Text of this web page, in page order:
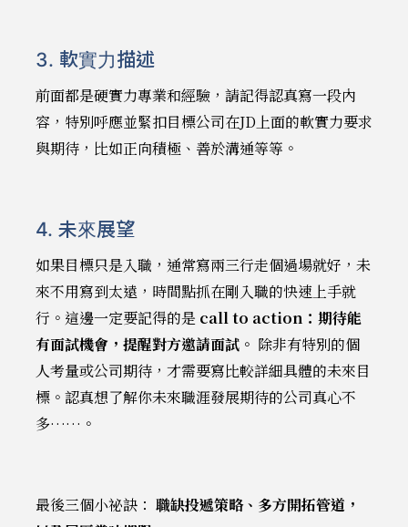
3. 軟實力描述
前面都是硬實力專業和經驗，請記得認真寫一段內
容，特別呼應並緊扣目標公司在JD上面的軟實力要求
與期待，比如正向積極、善於溝通等等。
4. 未來展望
如果目標只是入職，通常寫兩三行走個過場就好，未
來不用寫到太遠，時間點抓在剛入職的快速上手就
行。這邊一定要記得的是 call to action：期待能
有面試機會，提醒對方邀請面試。 除非有特別的個
人考量或公司期待，才需要寫比較詳細具體的未來目
標。認真想了解你未來職涯發展期待的公司真心不
多……。
最後三個小祕訣： 職缺投遞策略、多方開拓管道，